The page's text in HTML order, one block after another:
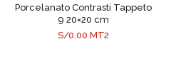
Porcelanato Contrasti Tappeto
9 20×20 cm
S/0.00 MT2